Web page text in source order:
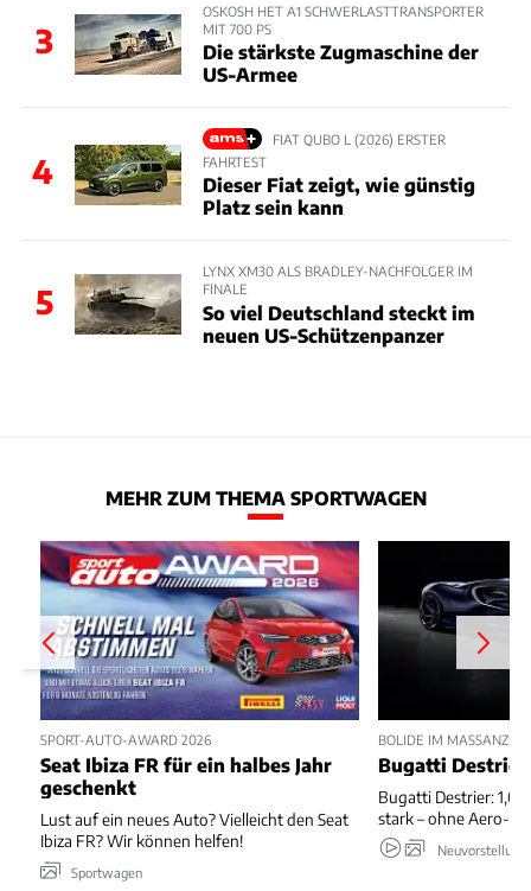
3
OSKOSH HET A1 SCHWERLASTTRANSPORTER
MIT 700 PS
Die stärkste Zugmaschine der
US-Armee
4
FIAT QUBO L (2026) ERSTER
FAHRTEST
Dieser Fiat zeigt, wie günstig
Platz sein kann
5
LYNX XM30 ALS BRADLEY-NACHFOLGER IM
FINALE
So viel Deutschland steckt im
neuen US-Schützenpanzer
MEHR ZUM THEMA SPORTWAGEN
SPORT-AUTO-AWARD 2026
Seat Ibiza FR für ein halbes Jahr
geschenkt
Lust auf ein neues Auto? Vielleicht den Seat
Ibiza FR? Wir können helfen!
Sportwagen
BOLIDE IM MASSANZUG
Bugatti
Bugatti Destrier: 1,00
stark – ohne Aero-